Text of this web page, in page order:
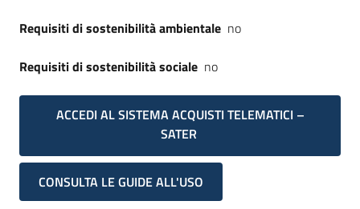
Requisiti di sostenibilità ambientale no
Requisiti di sostenibilità sociale no
ACCEDI AL SISTEMA ACQUISTI TELEMATICI –
SATER
CONSULTA LE GUIDE ALL'USO